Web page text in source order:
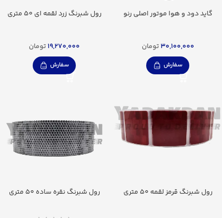
گاید دود و هوا موتور اصلی رنو
30,100,000 تومان
سفارش
رول شبرنگ زرد لقمه ای 50 متری
19,270,000تومان
سفارش
رول شبرنگ قرمز لقمه 50 متری رول شبرنگ نقره ساده 50 متری